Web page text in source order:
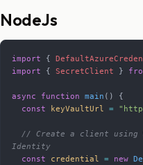
NodeJs
import {
import { SecretClient }
async function main () {
  const
keyVaultUrl =
Identity
  const
credential = new